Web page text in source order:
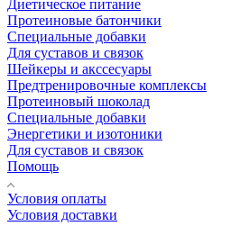
Диетическое питание
Протеиновые батончики
Специальные добавки
Для суставов и связок
Шейкеры и акссесуары
Предтренировочные комплексы
Протеиновый шоколад
Специальные добавки
Энергетики и изотоники
Для суставов и связок
Помощь
Условия оплаты
Условия доставки